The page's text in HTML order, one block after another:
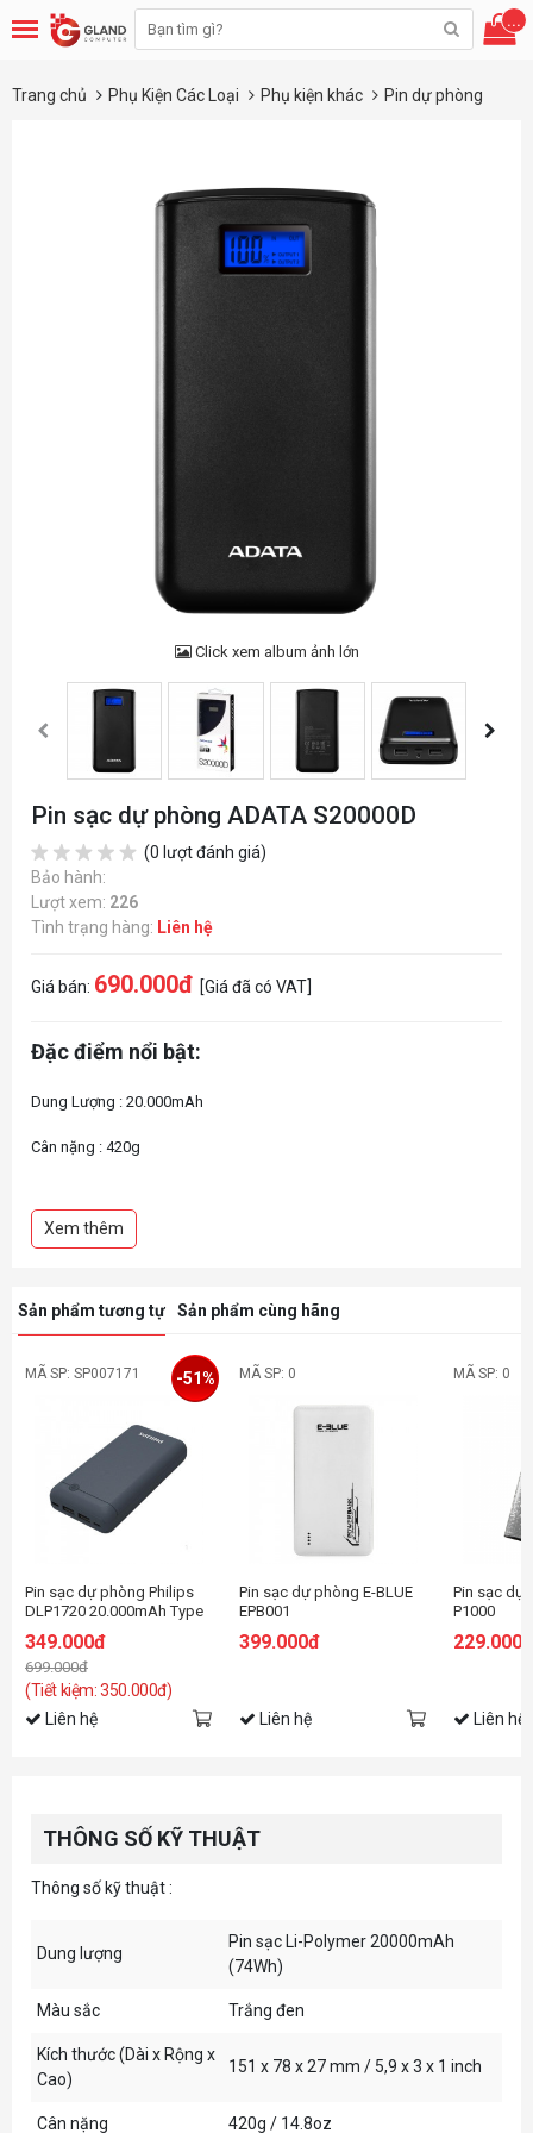
...
Trang chủ Phụ Kiện Các Loại Phụ kiện khác Pin dự phòng
Click xem album ảnh lớn
Pin sạc dự phòng ADATA S20000D
(0 lượt đánh giá)
Bảo hành:
Lượt xem: 226
Tình trạng hàng: Liên hệ
Giá bán: 690.000đ [Giá đã có VAT]
Đặc điểm nổi bật:
Dung Lượng : 20.000mAh
Cân nặng : 420g
Xem thêm
Sản phẩm tương tự Sản phẩm cùng hãng
MÃ SP: SP007171
Pin sạc dự phòng Philips
DLP1720 20.000mAh Type
349.000đ
699.000đ
(Tiết kiệm: 350.000đ)
-51%
Liên hệ
MÃ SP: 0
Pin sạc dự phòng E-BLUE
EPB001
399.000đ
Liên hệ
MÃ SP: 0
Pin sạc dự
P1000
229.000đ
Liên hệ
THÔNG SỐ KỸ THUẬT
Thông số kỹ thuật :
Dung lượng
Pin sạc Li-Polymer 20000mAh
(74Wh)
Màu sắc Trắng đen
Kích thước (Dài x Rộng x
Cao)
151 x 78 x 27 mm / 5,9 x 3 x 1 inch
Cân nặng 420g / 14.8oz